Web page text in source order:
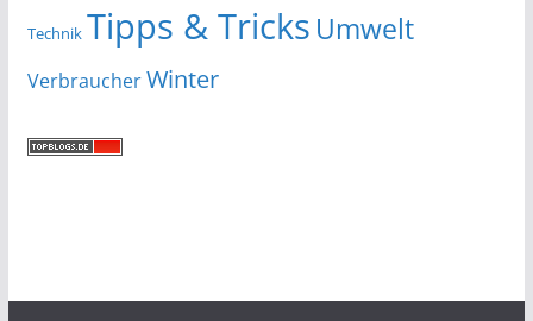
Technik Tipps & Tricks Umwelt
VerbraucherWinter